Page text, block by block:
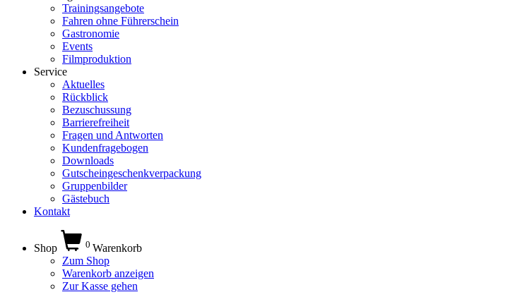
Trainingsangebote
Fahren ohne Führerschein
Gastronomie
Events
Filmproduktion
Service
Aktuelles
Rückblick
Bezuschussung
Barrierefreiheit
Fragen und Antworten
Kundenfragebogen
Downloads
Gutscheingeschenkverpackung
Gruppenbilder
Gästebuch
Kontakt
Shop 0 Warenkorb
Zum Shop
Warenkorb anzeigen
Zur Kasse gehen